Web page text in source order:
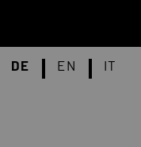
DE EN IT